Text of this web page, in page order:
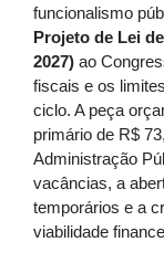
funcionalismo
Projeto de Lei
2027) ao
fiscais e os
ciclo. A peça
primário de R$
Administração
vacâncias, a
temporários e a
viabilidade